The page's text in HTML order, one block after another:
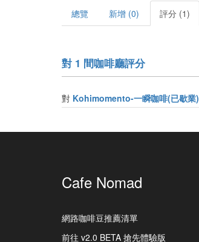
總覽 新增 (0) 評分 (1)
對 1 間咖啡廳評分
對 Kohimomento-一瞬咖啡(已歇業)
Cafe Nomad
網路咖啡豆推薦清單
前往 v2.0 BETA 搶先體驗版